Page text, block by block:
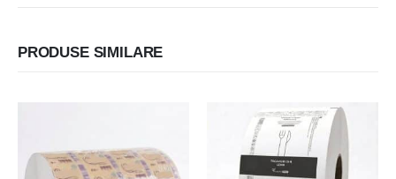
PRODUSE SIMILARE